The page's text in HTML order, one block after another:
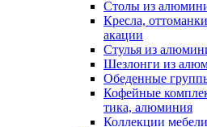
Столы из
Кресла,
акации
Стулья из
Шезлонги из
Обеденные
Кофейные
тика, алюминия
Коллекции мебели